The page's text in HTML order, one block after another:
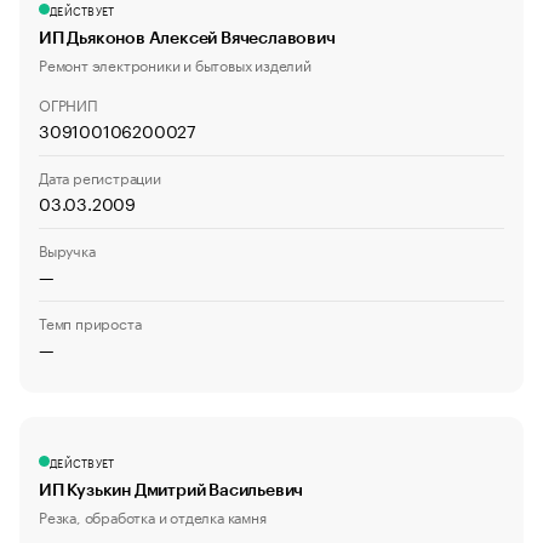
ДЕЙСТВУЕТ
ИП Дьяконов Алексей Вячеславович
Ремонт электроники и бытовых изделий
ОГРНИП
309100106200027
Дата регистрации
03.03.2009
Выручка
—
Темп прироста
—
ДЕЙСТВУЕТ
ИП Кузькин Дмитрий Васильевич
Резка, обработка и отделка камня